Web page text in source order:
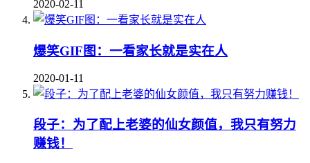
2020-02-11
爆笑GIF图：一看家长就是实在人
2020-01-11
段子：为了配上老婆的仙女颜值，我只有努力
赚钱！